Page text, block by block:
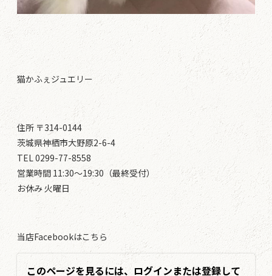
猫かふぇジュエリー
住所 〒314-0144
茨城県神栖市大野原2-6-4
TEL 0299-77-8558
営業時間 11:30～19:30（最終受付）
お休み 火曜日
当店Facebookはこちら
このページを見るには、ログインまたは登録して